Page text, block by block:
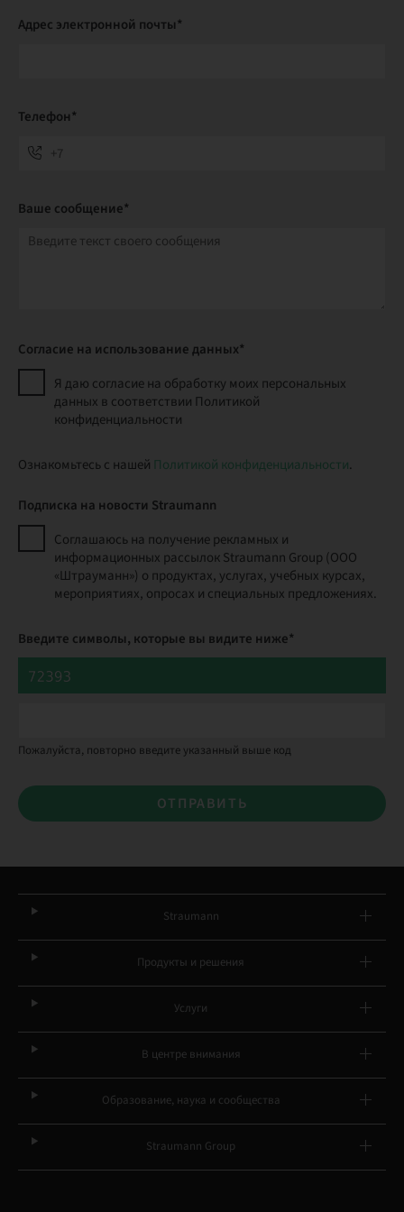
Адрес электронной почты*
Телефон*
Ваше сообщение*
Согласие на использование данных*
Я даю согласие на обработку моих персональных
данных в соответствии Политикой
конфиденциальности
Ознакомьтесь с нашей Политикой конфиденциальности.
Подписка на новости Straumann
Соглашаюсь на получение рекламных и
информационных рассылок Straumann Group (ООО
«Штрауманн») о продуктах, услугах, учебных курсах,
мероприятиях, опросах и специальных предложениях.
Введите символы, которые вы видите ниже*
Пожалуйста, повторно введите указанный выше код
ОТПРАВИТЬ
Straumann
Продукты и решения
Услуги
В центре внимания
Образование, наука и сообщества
Straumann Group